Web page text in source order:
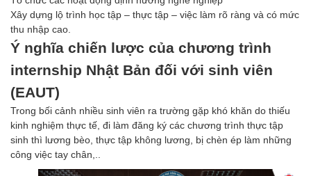
Xây dựng lộ trình học tập – thực tập – việc làm rõ ràng và có mức
thu nhập cao.
Ý nghĩa chiến lược của chương trình
internship Nhật Bản đối với sinh viên
(EAUT)
Trong bối cảnh nhiều sinh viên ra trường gặp khó khăn do thiếu
kinh nghiệm thực tế, đi làm đăng ký các chương trình thực tập
sinh thì lương bèo, thực tập không lương, bị chèn ép làm những
công việc tay chân,..